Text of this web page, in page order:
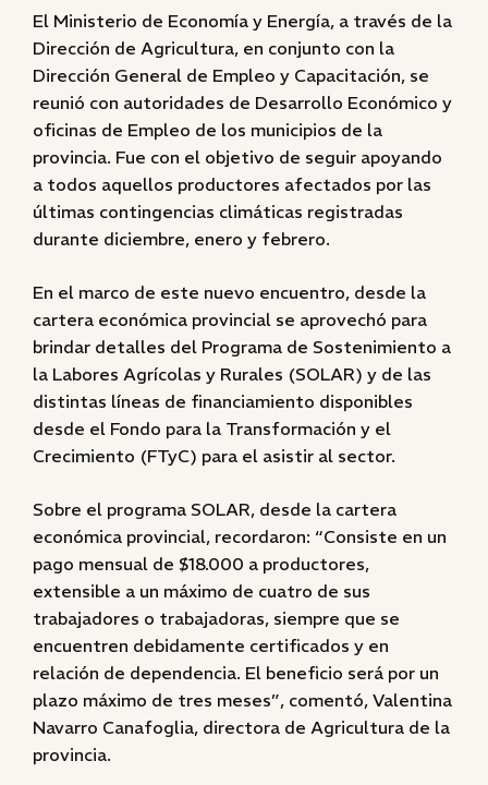
El Ministerio de Economía y Energía, a través de la
Dirección de Agricultura, en conjunto con la
Dirección General de Empleo y Capacitación, se
reunió con autoridades de Desarrollo Económico y
oficinas de Empleo de los municipios de la
provincia. Fue con el objetivo de seguir apoyando
a todos aquellos productores afectados por las
últimas contingencias climáticas registradas
durante diciembre, enero y febrero.
En el marco de este nuevo encuentro, desde la
cartera económica provincial se aprovechó para
brindar detalles del Programa de Sostenimiento a
la Labores Agrícolas y Rurales (SOLAR) y de las
distintas líneas de financiamiento disponibles
desde el Fondo para la Transformación y el
Crecimiento (FTyC) para el asistir al sector.
Sobre el programa SOLAR, desde la cartera
económica provincial, recordaron: “Consiste en un
pago mensual de $18.000 a productores,
extensible a un máximo de cuatro de sus
trabajadores o trabajadoras, siempre que se
encuentren debidamente certificados y en
relación de dependencia. El beneficio será por un
plazo máximo de tres meses”, comentó, Valentina
Navarro Canafoglia, directora de Agricultura de la
provincia.